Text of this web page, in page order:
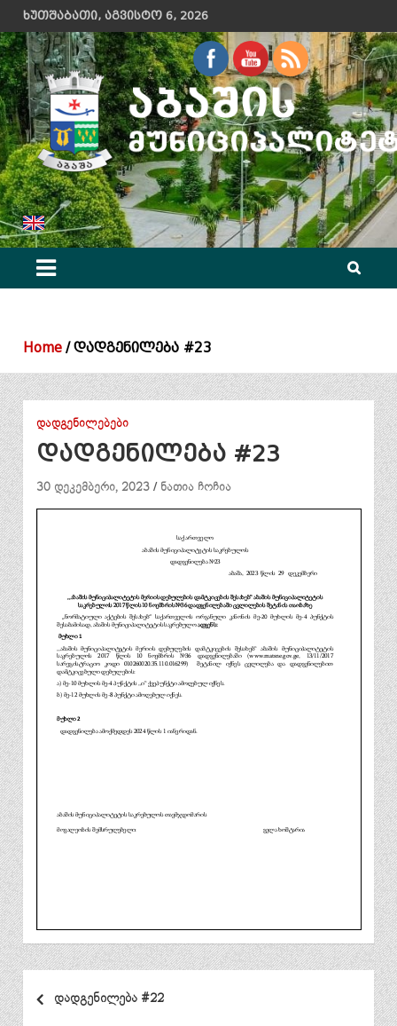
Skip
to
content
ხუთშაბათი, აგვისტო 6, 2026
აბაშის მუნიციპალიტეტის მერიის ოფიციალური ვებ გვერდი
Home დადგენილება #23
ᲓᲐᲓᲒᲔᲜᲘᲚᲔᲑᲔᲑᲘ
დადგენილება #23
30 დეკემბერი, 2023 ნათია ჩოჩია
პოსტის
ნავიგაცია
დადგენილება #22